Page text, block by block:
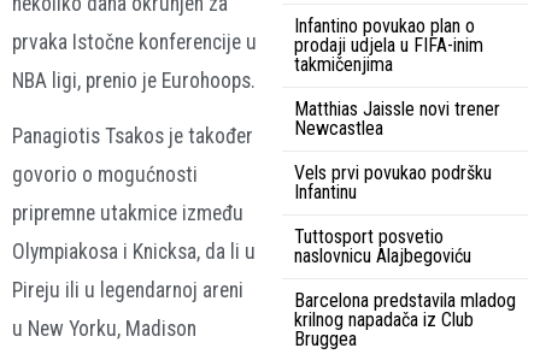
prvaka Istočne konferencije u
NBA ligi, prenio je Eurohoops.
Panagiotis Tsakos je također
govorio o mogućnosti
pripremne utakmice između
Olympiakosa i Knicksa, da li u
Pireju ili u legendarnoj areni
u New Yorku, Madison
Infantino povukao plan o
prodaji udjela u FIFA-inim
takmičenjima
Matthias Jaissle novi trener
Newcastlea
Vels prvi povukao podršku
Infantinu
Tuttosport posvetio
naslovnicu Alajbegoviću
Barcelona predstavila mladog
krilnog napadača iz Club
Bruggea